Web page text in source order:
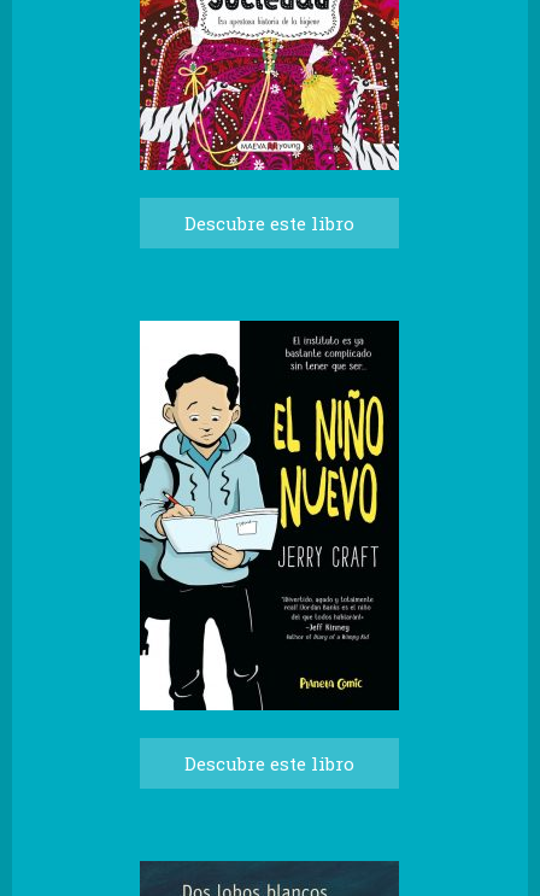
Descubre este libro
Descubre este libro